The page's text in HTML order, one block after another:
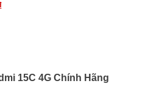
15C 4G Chính Hãng